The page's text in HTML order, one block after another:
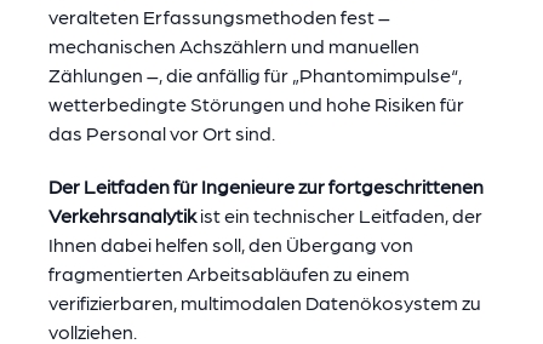
veralteten Erfassungsmethoden fest –
mechanischen Achszählern und manuellen
Zählungen –, die anfällig für „Phantomimpulse“,
wetterbedingte Störungen und hohe Risiken für
das Personal vor Ort sind.
Der Leitfaden für Ingenieure zur fortgeschrittenen
Verkehrsanalytikist ein technischer Leitfaden, der
Ihnen dabei helfen soll, den Übergang von
fragmentierten Arbeitsabläufen zu einem
verifizierbaren, multimodalen Datenökosystem zu
vollziehen.